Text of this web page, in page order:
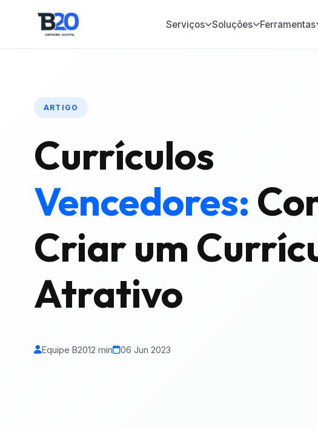
Serviços Soluções Ferramentas
ARTIGO
Currículos
Vencedores:
Criar um
Atrativo
Equipe B2012 min 06 Jun 2023